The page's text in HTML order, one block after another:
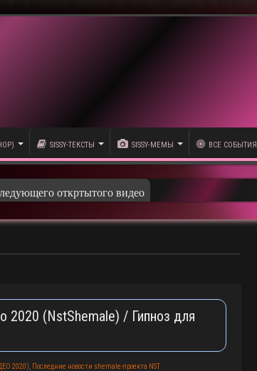
SISSY-ТЕКСТЫ SISSY-МЕМЫ ВСЕ СОБЫТИЯ
откртытого видео
2020 (NstShemale) / Гипноз для
2020) Последние новости shemale-проекта NST